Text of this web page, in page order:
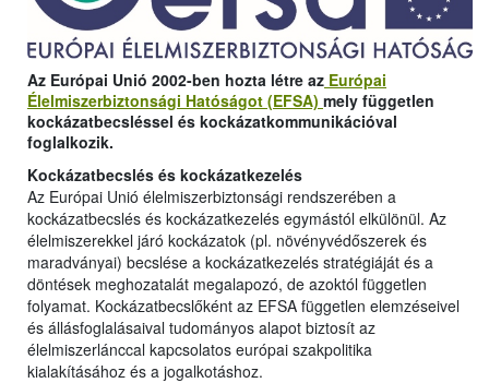
Az Európai Unió 2002-ben hozta létre az Európai
Élelmiszerbiztonsági Hatóságot (EFSA) mely független
kockázatbecsléssel és kockázatkommunikációval
foglalkozik.
Kockázatbecslés és kockázatkezelés
Az Európai Unió élelmiszerbiztonsági rendszerében a
kockázatbecslés és kockázatkezelés egymástól elkülönül. Az
élelmiszerekkel járó kockázatok (pl. növényvédőszerek és
maradványai) becslése a kockázatkezelés stratégiáját és a
döntések meghozatalát megalapozó, de azoktól független
folyamat. Kockázatbecslőként az EFSA független elemzéseivel
és állásfoglalásaival tudományos alapot biztosít az
élelmiszerlánccal kapcsolatos európai szakpolitika
kialakításához és a jogalkotáshoz.